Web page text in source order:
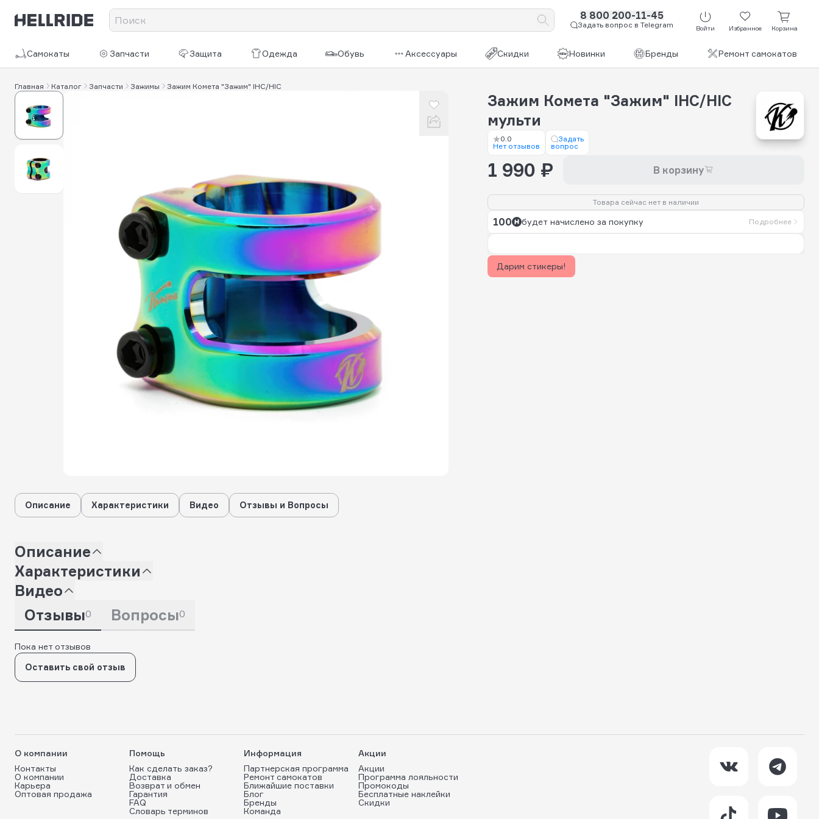
8 800 200-11-45
Задать вопрос в Telegram Войти Избранное Корзина
Самокаты Запчасти Защита Одежда Обувь Аксессуары Скидки Новинки Бренды Ремонт самокатов
Главная Каталог Запчасти Зажимы Зажим Комета "Зажим" IHC/HIC
Зажим Комета "Зажим" IHC/HIC
мульти
0.0
Нет отзывов
Задать
вопрос
1 990 ₽ В корзину
Товара сейчас нет в наличии
100 будет начислено за покупку Подробнее
Дарим стикеры!
Описание Характеристики Видео Отзывы и Вопросы
Описание
Характеристики
Видео
Отзывы0 Вопросы0
Пока нет отзывов
Оставить свой отзыв
О компании
Контакты
О компании
Карьера
Оптовая продажа
Помощь
Как сделать заказ?
Доставка
Возврат и обмен
Гарантия
FAQ
Словарь терминов
Информация
Партнерская программа
Ремонт самокатов
Ближайшие поставки
Блог
Бренды
Команда
Акции
Акции
Программа лояльности
Промокоды
Бесплатные наклейки
Скидки